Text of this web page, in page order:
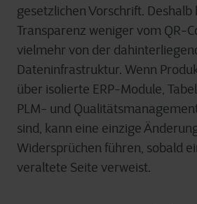
gesetzlichen Vorschrift. Deshalb
Transparenz weniger vom QR-
vielmehr von der
Dateninfrastruktur. Wenn
über isolierte ERP-Module,
PLM- und
sind, kann eine einzige
Widersprüchen führen, sobald
veraltete Seite verweist.